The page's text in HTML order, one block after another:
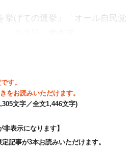
挙げての選挙」「オール自民党
す。
をお読みいただけます。
文字／全文1,446文字)
表示になります】
記事が3本お読みいただけます。